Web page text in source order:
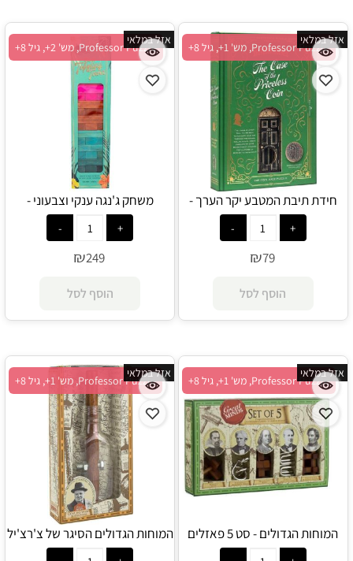
Professor Puzzle, מש' 1+, גיל 8+
אזל במלאי
חידת תיבת המטבע יקר הערך -
Professor Puzzle
₪79
הוסף לסל
Professor Puzzle, מש' 2+, גיל 8+
אזל במלאי
משחק ג'נגה ענקי וצבעוני -
Professor Puzzle משחקי ענק -
משחקי רצפה
₪249
הוסף לסל
Professor Puzzle, מש' 1+, גיל 8+
אזל במלאי
המוחות הגדולים - סט 5 פאזלים
קטנים - Professor Puzzle
Professor Puzzle, מש' 1+, גיל 8+
אזל במלאי
המוחות הגדולים הסיגר של צ'רצ'יל
- Professor Puzzle